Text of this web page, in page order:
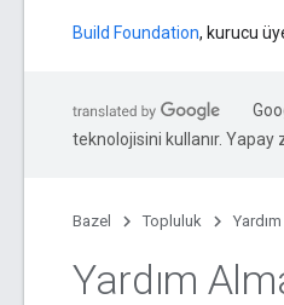
Build Foundation, kurucu
teknolojisini kullanır.
Bazel Topluluk
Yardım